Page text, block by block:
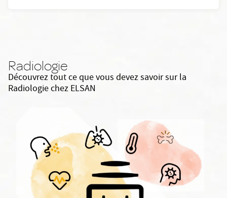
Radiologie
Découvrez tout ce que vous devez savoir sur la
Radiologie chez ELSAN